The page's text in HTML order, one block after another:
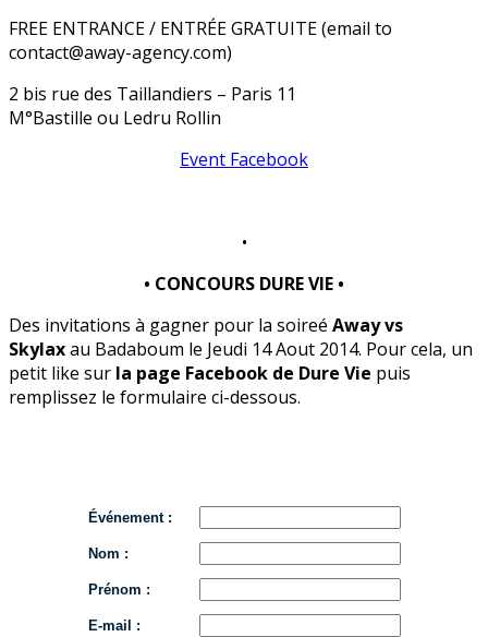
FREE ENTRANCE / ENTRÉE GRATUITE (email to
contact@away-agency.com)
2 bis rue des Taillandiers – Paris 11
M°Bastille ou Ledru Rollin
Event Facebook
•
• CONCOURS DURE VIE •
Des invitations à gagner pour la soireé Away vs
Skylaxau Badaboum le Jeudi 14 Aout 2014. Pour cela, un
petit like sur la page Facebook de Dure Vie puis
remplissez le formulaire ci-dessous.
Événement :
Nom :
Prénom :
E-mail :